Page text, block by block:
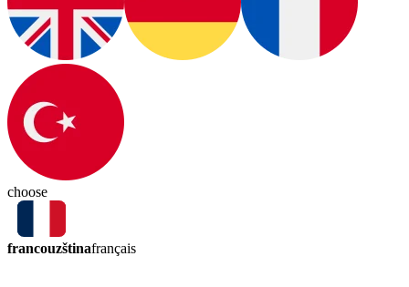
choose
francouzštinafrançais